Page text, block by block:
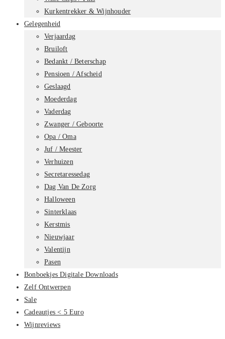
Kurkentrekker & Wijnhouder
Gelegenheid
Verjaardag
Bruiloft
Bedankt / Beterschap
Pensioen / Afscheid
Geslaagd
Moederdag
Vaderdag
Zwanger / Geboorte
Opa / Oma
Juf / Meester
Verhuizen
Secretaressedag
Dag Van De Zorg
Halloween
Sinterklaas
Kerstmis
Nieuwjaar
Valentijn
Pasen
Bonboekjes Digitale Downloads
Zelf Ontwerpen
Sale
Cadeautjes < 5 Euro
Wijnreviews